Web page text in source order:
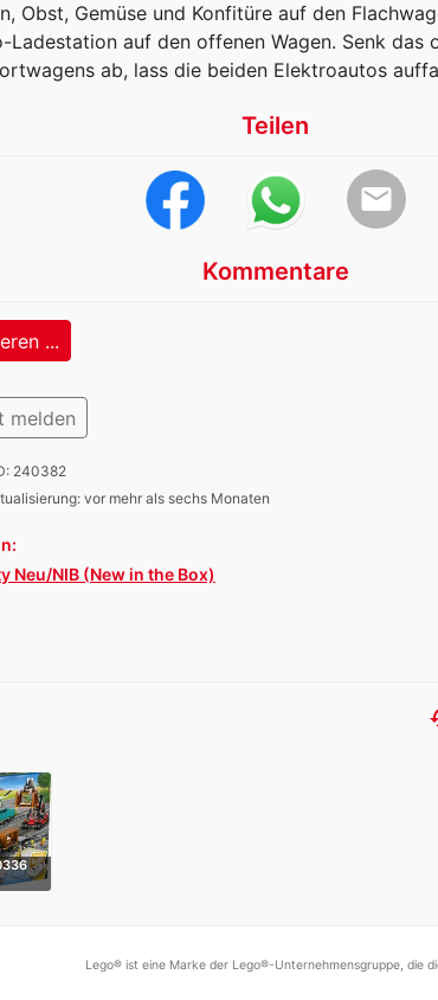
Obst, Gemüse und Konfitüre auf den
Ladestation auf den offenen Wagen. Senk das
ab, lass die beiden Elektroautos
Teilen
email
Kommentare
...
melden
240382
vor mehr als sechs Monaten
Neu/NIB (New in the Box)
Lego® ist eine Marke der Lego®-Unternehmensgruppe, die